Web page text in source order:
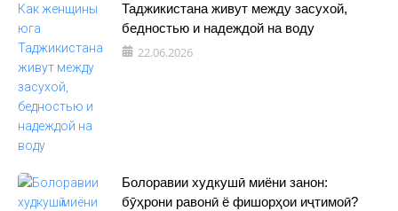
Таджикистана живут между засухой,
бедностью и надеждой на воду
22.06.2026
Болоравии худкушӣ миёни занон:
бӯҳрони равонӣ ё фишорҳои иҷтимоӣ?